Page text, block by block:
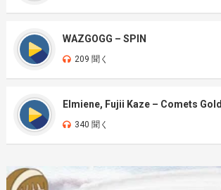
WAZGOGG – SPIN
209 聞く
Elmiene, Fujii Kaze – Comets Gold
340 聞く